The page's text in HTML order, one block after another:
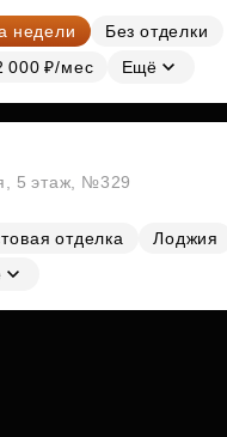
недели
Без отделки
000 ₽/мес Ещё
5 этаж, №329
отделка
Лоджия